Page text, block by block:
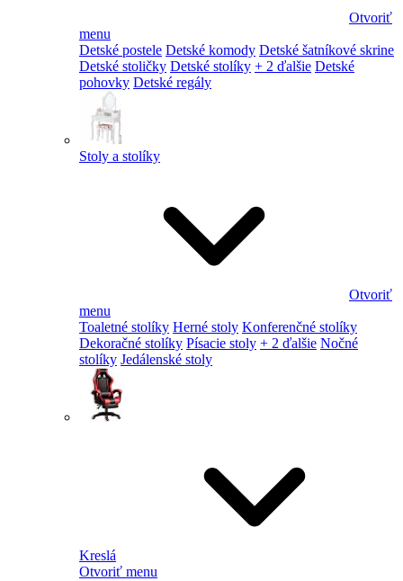
Otvoriť
menu
Detské postele Detské komody Detské šatníkové skrine
Detské stoličky Detské stolíky + 2 ďalšie Detské
pohovky Detské regály
Stoly a stolíky
Otvoriť
menu
Toaletné stolíky Herné stoly Konferenčné stolíky
Dekoračné stolíky Písacie stoly + 2 ďalšie Nočné
stolíky Jedálenské stoly
Kreslá
Otvoriť menu